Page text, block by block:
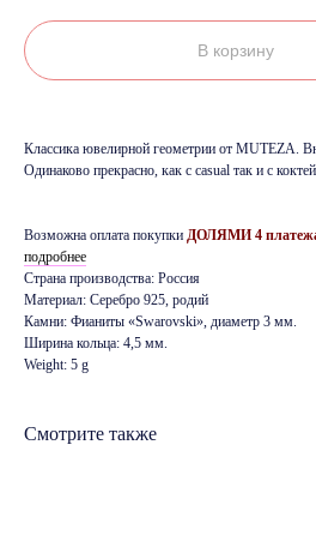
В корзину
Классика ювелирной геометрии от MUTEZA.
Одинаково прекрасно, как с casual так и с
Возможна оплата покупки ДОЛЯМИ 4 платежа
подробнее
Страна производства: Россия
Материал: Серебро 925, родий
Камни: Фианиты «Swarovski», диаметр 3 мм.
Ширина кольца: 4,5 мм.
Weight: 5 g
Смотрите также